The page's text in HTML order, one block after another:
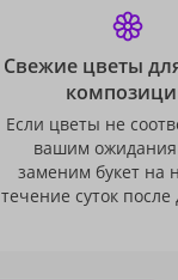
Свежие цветы
Если цветы не
вашим
заменим букет на
течение суток после